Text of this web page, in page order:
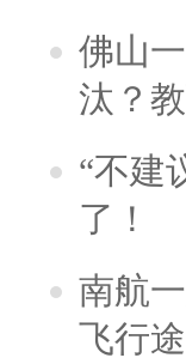
佛山
汰？
“不建
了！
南航
飞行